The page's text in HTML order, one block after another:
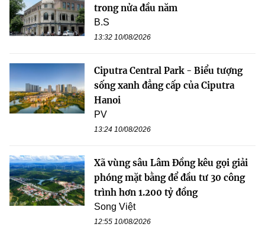
trong nửa đầu năm
B.S
13:32 10/08/2026
Ciputra Central Park - Biểu tượng
sống xanh đẳng cấp của Ciputra
Hanoi
PV
13:24 10/08/2026
Xã vùng sâu Lâm Đồng kêu gọi giải
phóng mặt bằng để đầu tư 30 công
trình hơn 1.200 tỷ đồng
Song Việt
12:55 10/08/2026